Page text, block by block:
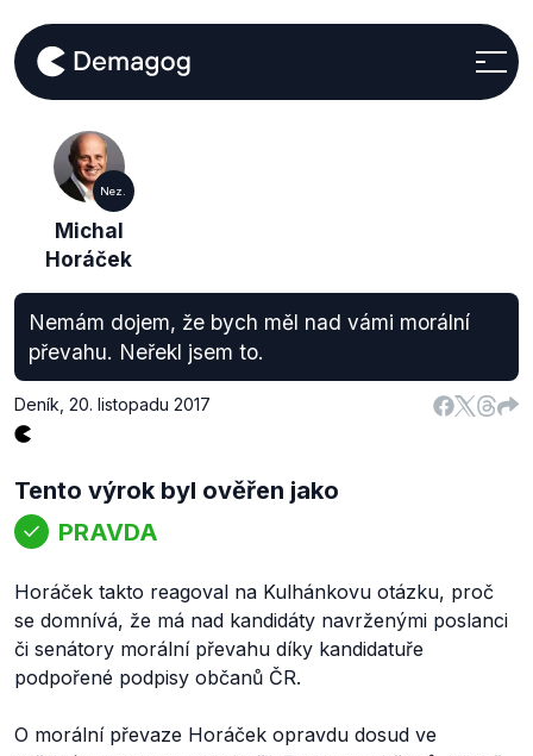
Nez.
Michal
Horáček
Nemám dojem, že bych měl nad vámi morální
převahu. Neřekl jsem to.
Deník 20. listopadu 2017
Tento výrok byl ověřen jako
PRAVDA
Horáček takto reagoval na Kulhánkovu otázku, proč
se domnívá, že má nad kandidáty navrženými poslanci
či senátory morální převahu díky kandidatuře
podpořené podpisy občanů ČR.
O morální převaze Horáček opravdu dosud ve